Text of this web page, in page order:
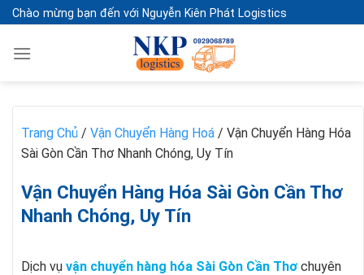
Skip
to
content
Chào mừng bạn đến với Nguyễn Kiên Phát Logistics
Trang Chủ / Vận Chuyển Hàng Hoá / Vận Chuyển Hàng Hóa
Sài Gòn Cần Thơ Nhanh Chóng, Uy Tín
Vận Chuyển Hàng Hóa Sài Gòn Cần Thơ
Nhanh Chóng, Uy Tín
Dịch vụ vận chuyển hàng hóa Sài Gòn Cần Thơ chuyên